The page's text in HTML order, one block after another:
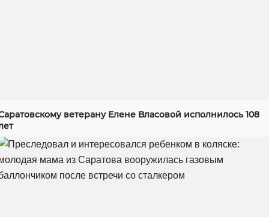
ветерану Елене Власовой исполнилось 108